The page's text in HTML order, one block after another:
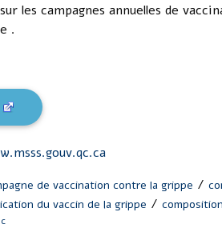
les campagnes annuelles de
.
de vaccination contre la grippe /
du vaccin de la grippe /